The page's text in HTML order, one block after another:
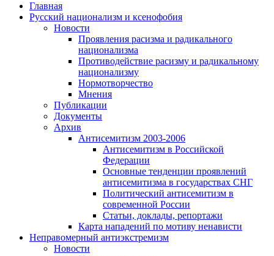
Главная
Русский национализм и ксенофобия
Новости
Проявления расизма и радикального
национализма
Противодействие расизму и радикальному
национализму
Нормотворчество
Мнения
Публикации
Документы
Архив
Антисемитизм 2003-2006
Антисемитизм в Российской
Федерации
Основные тенденции проявлений
антисемитизма в государствах СНГ
Политический антисемитизм в
современной России
Статьи, доклады, репортажи
Карта нападений по мотиву ненависти
Неправомерный антиэкстремизм
Новости